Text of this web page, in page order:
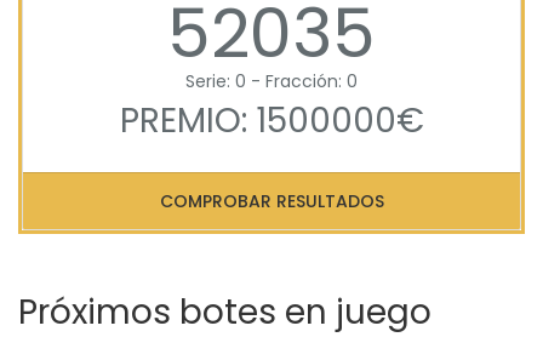
52035
Serie: 0 - Fracción: 0
PREMIO: 1500000€
COMPROBAR RESULTADOS
Próximos botes en juego